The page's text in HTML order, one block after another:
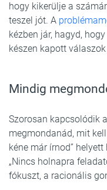
hogy kikerülje a
teszel jót. A
kézben jár, hagyd,
készen kapott
Mindig
Szorosan kapcsolódik
megmondanád, mit
kéne már írnod”
„Nincs holnapra
fókuszt, a racionális